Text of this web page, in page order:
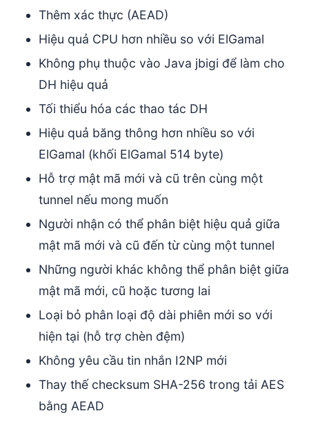
Thêm xác thực (AEAD)
Hiệu quả CPU hơn nhiều so với ElGamal
Không phụ thuộc vào Java jbigi để làm cho
DH hiệu quả
Tối thiểu hóa các thao tác DH
Hiệu quả băng thông hơn nhiều so với
ElGamal (khối ElGamal 514 byte)
Hỗ trợ mật mã mới và cũ trên cùng một
tunnel nếu mong muốn
Người nhận có thể phân biệt hiệu quả giữa
mật mã mới và cũ đến từ cùng một tunnel
Những người khác không thể phân biệt giữa
mật mã mới, cũ hoặc tương lai
Loại bỏ phân loại độ dài phiên mới so với
hiện tại (hỗ trợ chèn đệm)
Không yêu cầu tin nhắn I2NP mới
Thay thế checksum SHA-256 trong tải AES
bằng AEAD